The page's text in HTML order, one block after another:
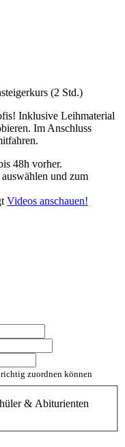
(2 Std.)
Inklusive Leihmaterial
Im Anschluss
48h vorher.
und zum
Videos anschauen!
zuordnen können
& Abiturienten